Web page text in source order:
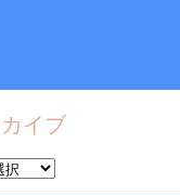
イブ